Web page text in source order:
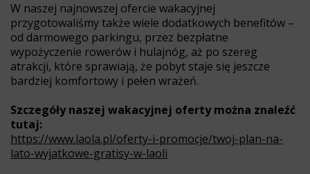
W naszej najnowszej ofercie wakacyjnej
przygotowaliśmy także wiele dodatkowych benefitów –
od darmowego parkingu, przez bezpłatne
wypożyczenie rowerów i hulajnóg, aż po szereg
atrakcji, które sprawiają, że pobyt staje się jeszcze
bardziej komfortowy i pełen wrażeń.
Szczegóły naszej wakacyjnej oferty można znaleźć
tutaj:
https://www.laola.pl/oferty-i-promocje/twoj-plan-na-
lato-wyjatkowe-gratisy-w-laoli